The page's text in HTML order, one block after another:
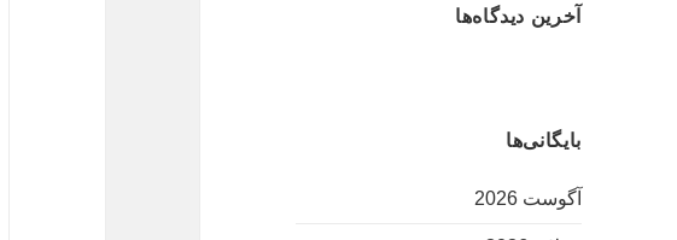
آخرین دیدگاه‌ها
بایگانی‌ها
آگوست 2026